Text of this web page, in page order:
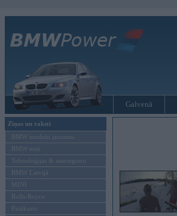
Galvenā
Ziņas un raksti
BMW modeļu jaunumi
BMW testi
Tehnoloģijas & sasniegumi
BMW Latvijā
MINI
Rolls-Royce
Pasākumi